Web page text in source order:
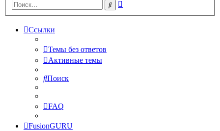
Поиск
Ссылки
Темы без ответов
Активные темы
Поиск
FAQ
FusionGURU